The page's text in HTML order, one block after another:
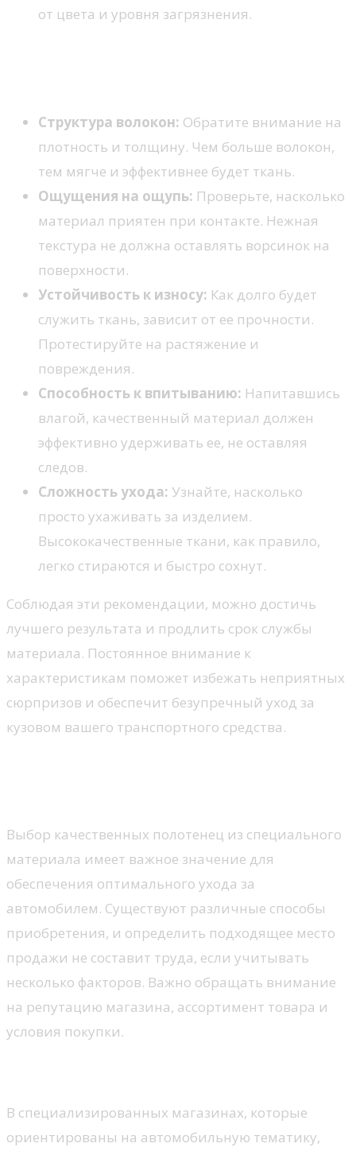
от цвета и уровня загрязнения.
Структура волокон: Обратите внимание на
плотность и толщину. Чем больше волокон,
тем мягче и эффективнее будет ткань.
Ощущения на ощупь: Проверьте, насколько
материал приятен при контакте. Нежная
текстура не должна оставлять ворсинок на
поверхности.
Устойчивость к износу: Как долго будет
служить ткань, зависит от ее прочности.
Протестируйте на растяжение и
повреждения.
Способность к впитыванию: Напитавшись
влагой, качественный материал должен
эффективно удерживать ее, не оставляя
следов.
Сложность ухода: Узнайте, насколько
просто ухаживать за изделием.
Высококачественные ткани, как правило,
легко стираются и быстро сохнут.
Соблюдая эти рекомендации, можно достичь
лучшего результата и продлить срок службы
материала. Постоянное внимание к
характеристикам поможет избежать неприятных
сюрпризов и обеспечит безупречный уход за
кузовом вашего транспортного средства.
Выбор качественных полотенец из специального
материала имеет важное значение для
обеспечения оптимального ухода за
автомобилем. Существуют различные способы
приобретения, и определить подходящее место
продажи не составит труда, если учитывать
несколько факторов. Важно обращать внимание
на репутацию магазина, ассортимент товара и
условия покупки.
В специализированных магазинах, которые
ориентированы на автомобильную тематику,